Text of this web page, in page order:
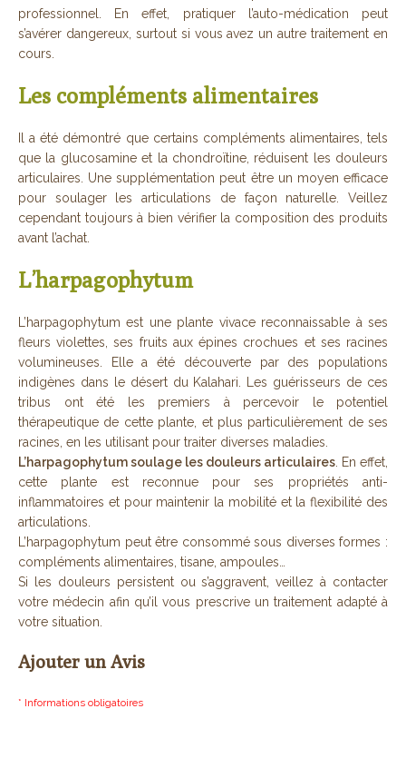
professionnel. En effet, pratiquer l’auto-médication peut
s’avérer dangereux, surtout si vous avez un autre traitement en
cours.
Les compléments alimentaires
Il a été démontré que certains compléments alimentaires, tels
que la glucosamine et la chondroïtine, réduisent les douleurs
articulaires. Une supplémentation peut être un moyen efficace
pour soulager les articulations de façon naturelle. Veillez
cependant toujours à bien vérifier la composition des produits
avant l’achat.
L’harpagophytum
L’harpagophytum est une plante vivace reconnaissable à ses
fleurs violettes, ses fruits aux épines crochues et ses racines
volumineuses. Elle a été découverte par des populations
indigènes dans le désert du Kalahari. Les guérisseurs de ces
tribus ont été les premiers à percevoir le potentiel
thérapeutique de cette plante, et plus particulièrement de ses
racines, en les utilisant pour traiter diverses maladies.
L’harpagophytum soulage les douleurs articulaires . En effet,
cette plante est reconnue pour ses propriétés anti-
inflammatoires et pour maintenir la mobilité et la flexibilité des
articulations.
L’harpagophytum peut être consommé sous diverses formes :
compléments alimentaires, tisane, ampoules…
Si les douleurs persistent ou s’aggravent, veillez à contacter
votre médecin afin qu’il vous prescrive un traitement adapté à
votre situation.
Ajouter un Avis
* Informations obligatoires